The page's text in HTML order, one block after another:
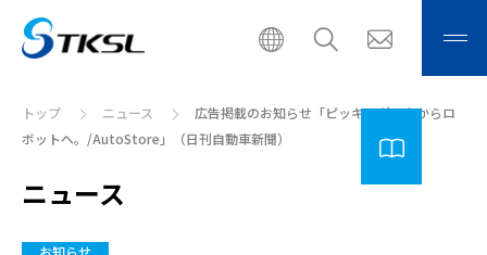
トップ ニュース
広告掲載のお知らせ「ピッキングも人からロ
ボットへ。/AutoStore」（日刊自動車新聞）
ニュース
お知らせ